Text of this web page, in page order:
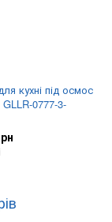
кухні під осмос
0777-3-